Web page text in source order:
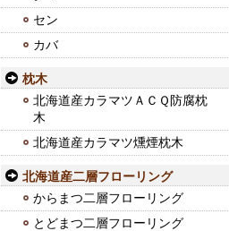
セン
カバ
枕木
北海道産カラマツＡＣＱ防腐枕
木
北海道産カラマツ燻煙枕木
北海道産二層フローリング
からまつ二層フローリング
とどまつ二層フローリング